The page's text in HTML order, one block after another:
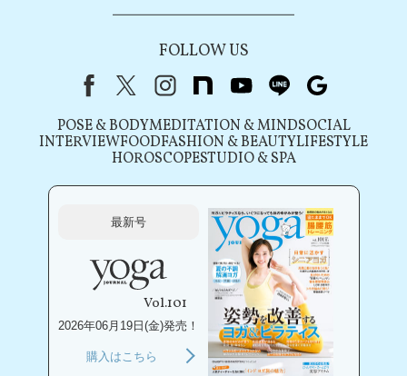
FOLLOW US
FacebookX（旧Twitter）
instagram
note youtubeline
POSE & BODYMEDITATION & MINDSOCIAL
INTERVIEWFOODFASHION & BEAUTYLIFESTYLE
HOROSCOPESTUDIO & SPA
最新号
Vol.101
2026年06月19日(金)発売！
購入はこちら